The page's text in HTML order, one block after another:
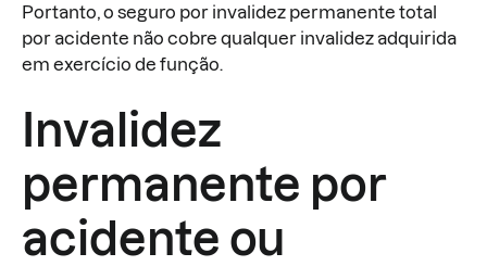
Portanto, o seguro por invalidez permanente total
por acidente não cobre qualquer invalidez adquirida
em exercício de função.
Invalidez
permanente por
acidente ou